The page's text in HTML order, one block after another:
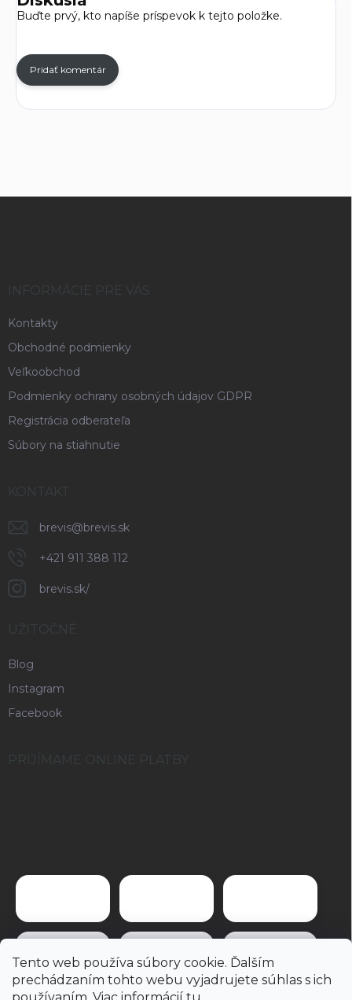
Tento web používa súbory cookie. Ďalším
prechádzaním tohto webu vyjadrujete súhlas s ich
Buďte prvý, kto napíše príspevok k tejto položke.
Pridať komentár
INFORMÁCIE PRE VÁS
Kontakty
Obchodné podmienky
Veľkoobchod
Podmienky ochrany osobných údajov GDPR
Registrácia odberateľa
Súbory na stiahnutie
KONTAKT
brevis@brevis.sk
+421 911 388 112
brevis.sk/
UŽITOČNÉ
Blog
Instagram
Facebook
PRIJÍMAME ONLINE PLATBY